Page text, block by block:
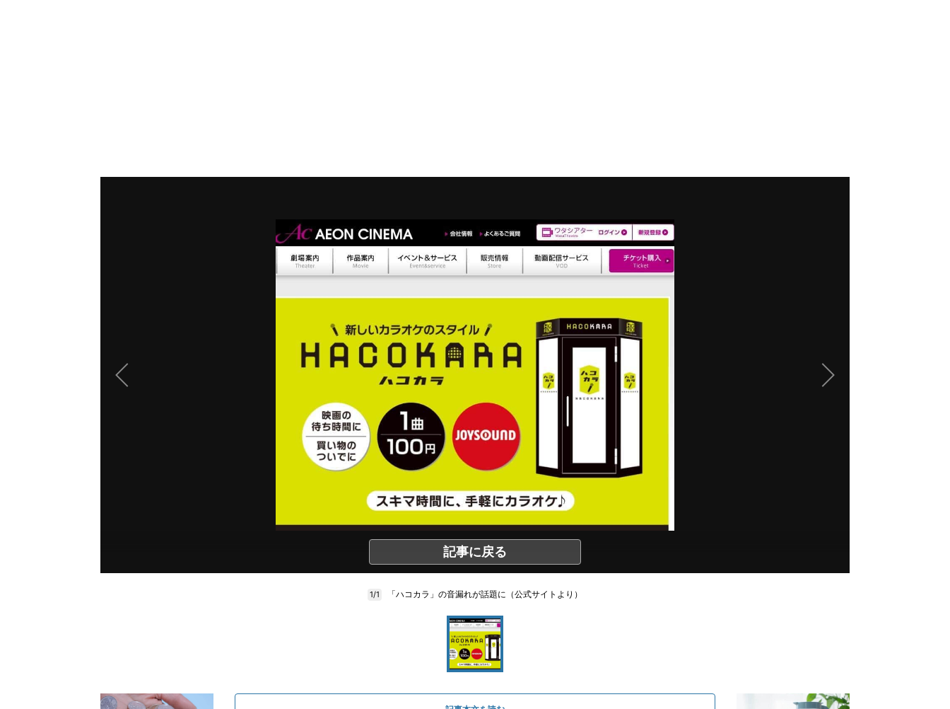
記事に戻る
1/1 「ハコカラ」の音漏れが話題に（公式サイトより）